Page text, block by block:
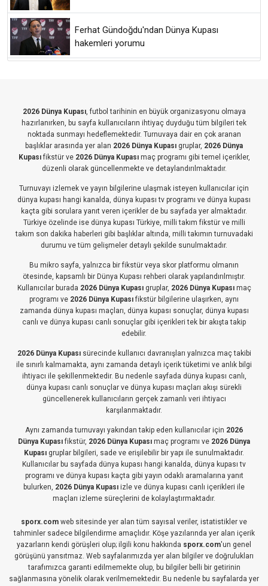
Ferhat Gündoğdu'ndan Dünya Kupası
hakemleri yorumu
2026 Dünya Kupası, futbol tarihinin en büyük organizasyonu olmaya
hazırlanırken, bu sayfa kullanıcıların ihtiyaç duyduğu tüm bilgileri tek
noktada sunmayı hedeflemektedir. Turnuvaya dair en çok aranan
başlıklar arasında yer alan 2026 Dünya Kupası gruplar, 2026 Dünya
Kupasıfikstür ve 2026 Dünya Kupasımaç programı gibi temel içerikler,
düzenli olarak güncellenmekte ve detaylandırılmaktadır.
Turnuvayı izlemek ve yayın bilgilerine ulaşmak isteyen kullanıcılar için
dünya kupası hangi kanalda, dünya kupası tv programı ve dünya kupası
kaçta gibi sorulara yanıt veren içerikler de bu sayfada yer almaktadır.
Türkiye özelinde ise dünya kupası Türkiye, milli takım fikstür ve milli
takım son dakika haberleri gibi başlıklar altında, milli takımın turnuvadaki
durumu ve tüm gelişmeler detaylı şekilde sunulmaktadır.
Bu mikro sayfa, yalnızca bir fikstür veya skor platformu olmanın
ötesinde, kapsamlı bir Dünya Kupası rehberi olarak yapılandırılmıştır.
Kullanıcılar burada 2026 Dünya Kupasıgruplar, 2026 Dünya Kupasımaç
programı ve 2026 Dünya Kupasıfikstür bilgilerine ulaşırken, aynı
zamanda dünya kupası maçları, dünya kupası sonuçlar, dünya kupası
canlı ve dünya kupası canlı sonuçlar gibi içerikleri tek bir akışta takip
edebilir.
2026 Dünya Kupasısürecinde kullanıcı davranışları yalnızca maç takibi
ile sınırlı kalmamakta, aynı zamanda detaylı içerik tüketimi ve anlık bilgi
ihtiyacı ile şekillenmektedir. Bu nedenle sayfada dünya kupası canlı,
dünya kupası canlı sonuçlar ve dünya kupası maçları akışı sürekli
güncellenerek kullanıcıların gerçek zamanlı veri ihtiyacı
karşılanmaktadır.
Aynı zamanda turnuvayı yakından takip eden kullanıcılar için 2026
Dünya Kupasıfikstür, 2026 Dünya Kupası maç programı ve 2026 Dünya
Kupası gruplar bilgileri, sade ve erişilebilir bir yapı ile sunulmaktadır.
Kullanıcılar bu sayfada dünya kupası hangi kanalda, dünya kupası tv
programı ve dünya kupası kaçta gibi yayın odaklı aramalarına yanıt
bulurken, 2026 Dünya Kupası izle ve dünya kupası canlı içerikleri ile
maçları izleme süreçlerini de kolaylaştırmaktadır.
sporx.com web sitesinde yer alan tüm sayısal veriler, istatistikler ve
tahminler sadece bilgilendirme amaçlıdır. Köşe yazılarında yer alan içerik
yazarların kendi görüşleri olup; ilgili konu hakkında sporx.com'un genel
görüşünü yansıtmaz. Web sayfalarımızda yer alan bilgiler ve doğrulukları
tarafımızca garanti edilmemekte olup, bu bilgiler belli bir getirinin
sağlanmasına yönelik olarak verilmemektedir. Bu nedenle bu sayfalarda yer